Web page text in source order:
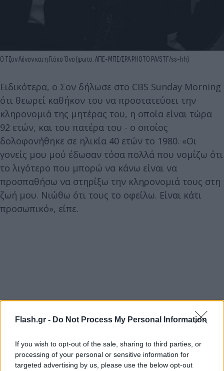
Flash.gr - Do Not Process My Personal Information
If you wish to opt-out of the sale, sharing to third parties, or
processing of your personal or sensitive information for
targeted advertising by us, please use the below opt-out
Ο Τζον Λένον και η Γιόκο Όνο (φωτο: ΑΠΕ-ΜΠΕ/EPA PHOTO PA/STF/ss-hh)
Ειδικότερα, ο Σον δήλωσε στο CBS Sunday Morning
ότι θεωρεί καθήκον του να προστατεύσει την
κληρονομιά της μητέρας του, η οποία είναι τώρα
92 ετών, και του πατέρα του - ο οποίος
δολοφονήθηκε σε ηλικία 40 ετών το 1980. «Οι
γονείς μου μού έδωσαν τόσα πολλά που νομίζω ότι
το λιγότερο που μπορώ να κάνω είναι να
προσπαθήσω να στηρίξω την κληρονομιά τους στη
ζωή μου. Νιώθω ότι τους το οφείλω. Είναι κάτι
προσωπικό», είπε.